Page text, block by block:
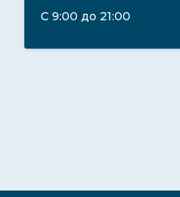
С 9:00 до 21:00